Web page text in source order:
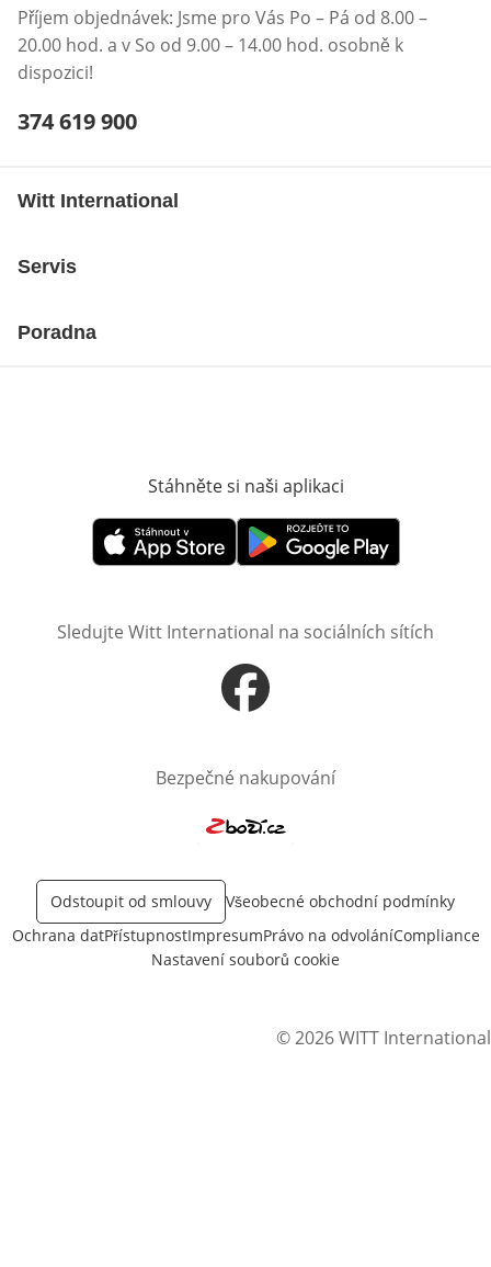
Příjem objednávek: Jsme pro Vás Po – Pá od 8.00 –
20.00 hod. a v So od 9.00 – 14.00 hod. osobně k
dispozici!
Telefonní číslo:
374 619 900
Witt International
Servis
Poradna
Stáhněte si naši aplikaci
Otevře v novém okněOtevře v novém okně
Sledujte Witt International na sociálních sítích
Otevře v novém okně
Bezpečné nakupování
Odstoupit od smlouvy
Všeobecné obchodní podmínky
Ochrana datPřístupnostImpresumPrávo na odvoláníCompliance
Nastavení souborů cookie
© 2026 WITT International